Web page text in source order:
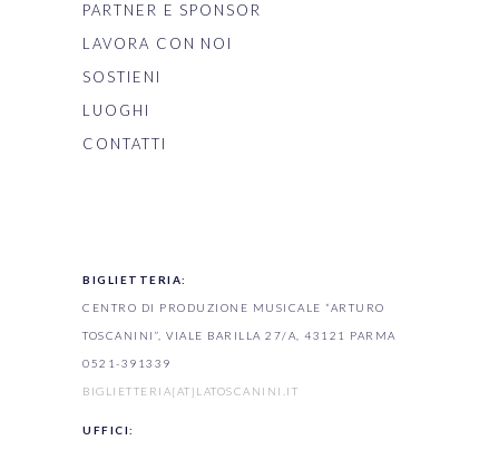
PARTNER E SPONSOR
LAVORA CON NOI
SOSTIENI
LUOGHI
CONTATTI
BIGLIETTERIA:
CENTRO DI PRODUZIONE MUSICALE “ARTURO
TOSCANINI”, VIALE BARILLA 27/A, 43121 PARMA
0521-391339
BIGLIETTERIA[AT]LATOSCANINI.IT
UFFICI: